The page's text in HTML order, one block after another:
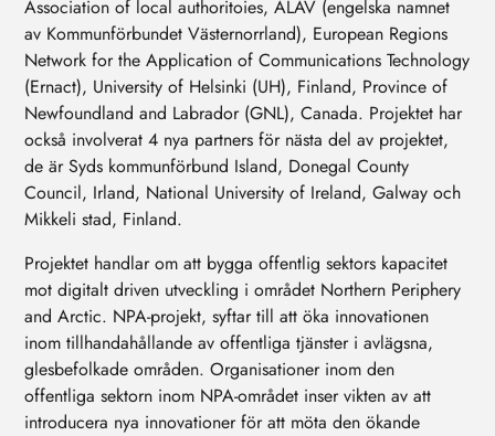
Association of local authoritoies, ALAV (engelska namnet
av Kommunförbundet Västernorrland), European Regions
Network for the Application of Communications Technology
(Ernact), University of Helsinki (UH), Finland, Province of
Newfoundland and Labrador (GNL), Canada. Projektet har
också involverat 4 nya partners för nästa del av projektet,
de är Syds kommunförbund Island, Donegal County
Council, Irland, National University of Ireland, Galway och
Mikkeli stad, Finland.
Projektet handlar om att bygga offentlig sektors kapacitet
mot digitalt driven utveckling i området Northern Periphery
and Arctic. NPA-projekt, syftar till att öka innovationen
inom tillhandahållande av offentliga tjänster i avlägsna,
glesbefolkade områden. Organisationer inom den
offentliga sektorn inom NPA-området inser vikten av att
introducera nya innovationer för att möta den ökande